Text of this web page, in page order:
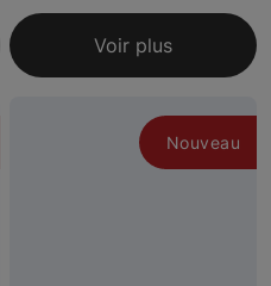
Voir plus
Nouveau